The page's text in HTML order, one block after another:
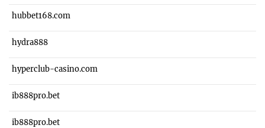
hubbet168.com
hydra888
hyperclub-casino.com
ib888pro.bet
ib888pro.bet